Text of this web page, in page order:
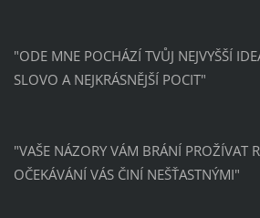
"ODE MNE POCHÁZÍ TVŮJ NEJVYŠŠÍ
SLOVO A NEJKRÁSNĚJŠÍ POCIT"
"VAŠE NÁZORY VÁM BRÁNÍ PROŽÍVAT
OČEKÁVÁNÍ VÁS ČINÍ NEŠŤASTNÝMI"